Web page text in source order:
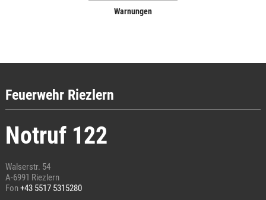
Warnungen
Feuerwehr Riezlern
Notruf 122
Walserstr. 54
A-6991 Riezlern
Fon+43 5517 5315280